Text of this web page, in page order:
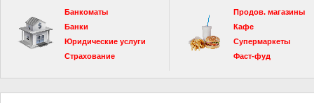
Банкоматы
Банки
Юридические услуги
Страхование
Продов. магазины
Кафе
Супермаркеты
Фаст-фуд